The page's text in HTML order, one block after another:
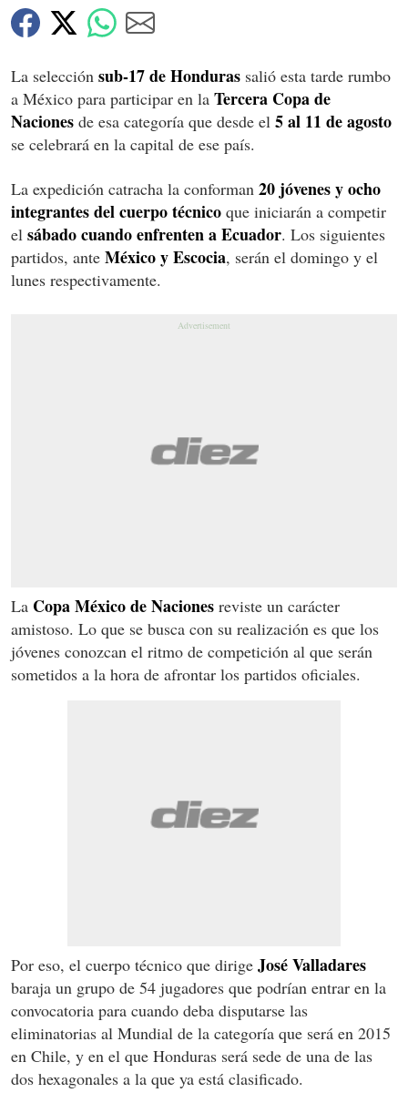
La selección sub-17 de Honduras salió esta tarde rumbo
a México para participar en la Tercera Copa de
Naciones de esa categoría que desde el 5 al 11 de agosto
se celebrará en la capital de ese país.
La expedición catracha la conforman 20 jóvenes y ocho
integrantes del cuerpo técnico que iniciarán a competir
el sábado cuando enfrenten a Ecuador. Los siguientes
partidos, ante México y Escocia, serán el domingo y el
lunes respectivamente.
La Copa México de Naciones reviste un carácter
amistoso. Lo que se busca con su realización es que los
jóvenes conozcan el ritmo de competición al que serán
sometidos a la hora de afrontar los partidos oficiales.
Por eso, el cuerpo técnico que dirige José Valladares
baraja un grupo de 54 jugadores que podrían entrar en la
convocatoria para cuando deba disputarse las
eliminatorias al Mundial de la categoría que será en 2015
en Chile, y en el que Honduras será sede de una de las
dos hexagonales a la que ya está clasificado.